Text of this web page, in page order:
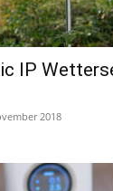
IP
2018